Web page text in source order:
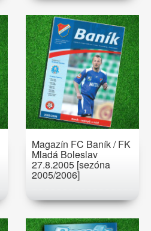
Magazín FC Baník / FK
Mladá Boleslav
27.8.2005 [sezóna
2005/2006]